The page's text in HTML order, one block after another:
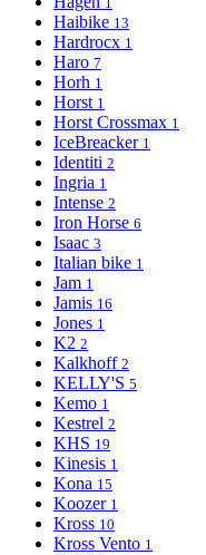
Haibike 13
Hardrocx 1
Haro 7
Horh 1
Horst 1
Horst Crossmax 1
IceBreacker 1
Identiti 2
Ingria 1
Intense 2
Iron Horse 6
Isaac 3
Italian bike 1
Jam 1
Jamis 16
Jones 1
K2 2
Kalkhoff 2
KELLY'S 5
Kemo 1
Kestrel 2
KHS 19
Kinesis 1
Kona 15
Koozer 1
Kross 10
Kross Vento 1